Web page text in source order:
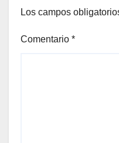
Los campos
Comentario *